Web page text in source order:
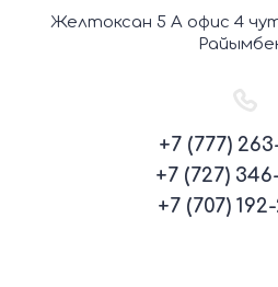
Желтоксан 5 А офис 4
+7 (777)
+7 (727)
+7 (707)